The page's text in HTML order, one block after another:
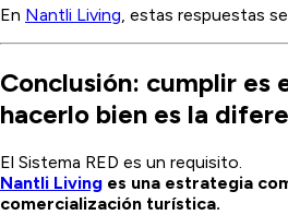
En Nantli Living, estas respuestas
Conclusión: cumplir es
hacerlo bien es la
El Sistema RED es un requisito.
Nantli Living es una estrategia
comercialización turística.